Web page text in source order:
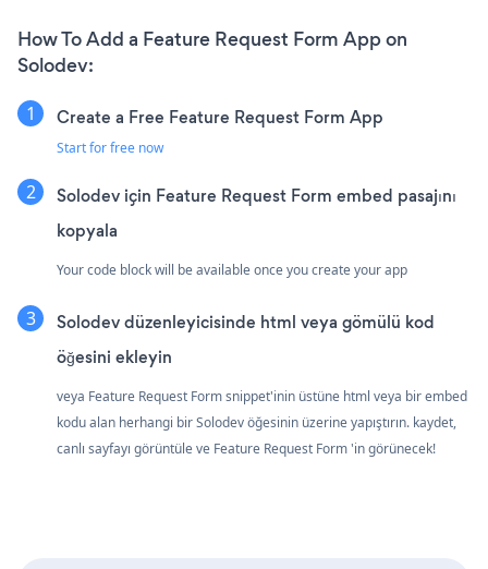
How To Add a Feature Request Form App on
Solodev:
Create a Free Feature Request Form App
Start for free now
Solodev için Feature Request Form embed pasajını
kopyala
Your code block will be available once you create your app
Solodev düzenleyicisinde html veya gömülü kod
öğesini ekleyin
veya Feature Request Form snippet'inin üstüne html veya bir embed
kodu alan herhangi bir Solodev öğesinin üzerine yapıştırın. kaydet,
canlı sayfayı görüntüle ve Feature Request Form 'in görünecek!